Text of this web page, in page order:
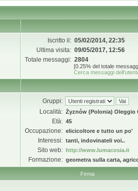
Iscritto il: 05/02/2014, 22:35
Ultima visita: 09/05/2017, 12:56
Totale messaggi: 2804
[0.25% del totale
Cerca messaggi
Gruppi:
Località: Żyznów (Polonia) Oleggio
Età: 45
Occupazione: elicicoltore e tutto un po'
Interessi: tanti, indovinateli voi..
Sito web: http://www.lumacosia.it
Formazione: geometra sulla carta,
Firma